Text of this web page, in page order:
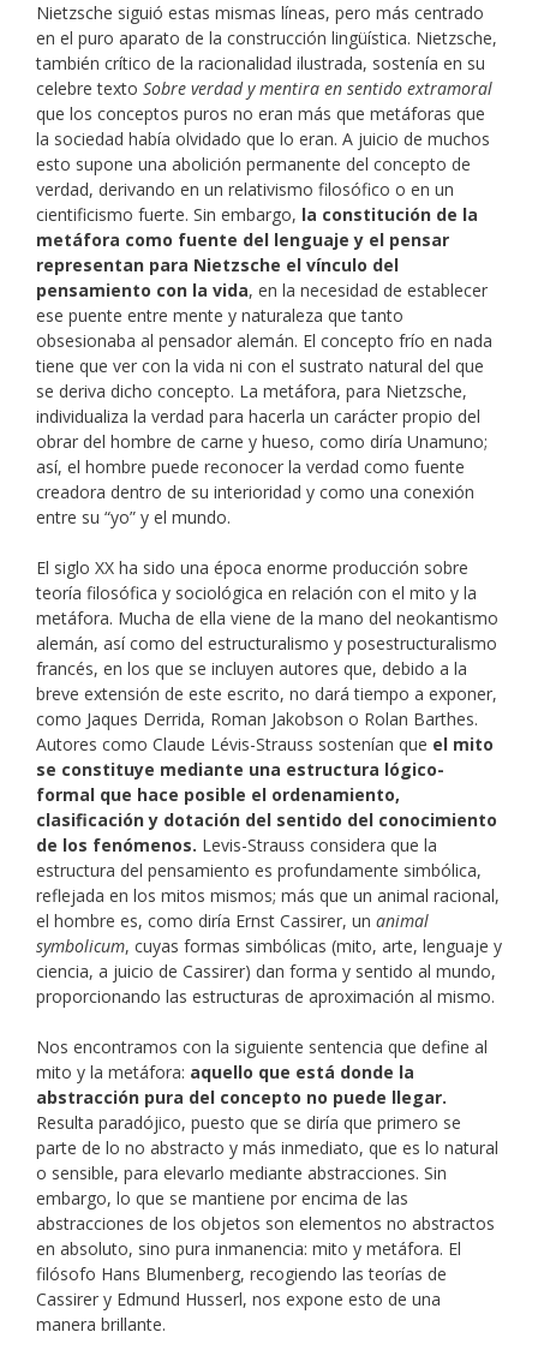
Nietzsche siguió estas mismas líneas, pero más centrado
en el puro aparato de la construcción lingüística. Nietzsche,
también crítico de la racionalidad ilustrada, sostenía en su
celebre texto Sobre verdad y mentira en sentido extramoral
que los conceptos puros no eran más que metáforas que
la sociedad había olvidado que lo eran. A juicio de muchos
esto supone una abolición permanente del concepto de
verdad, derivando en un relativismo filosófico o en un
cientificismo fuerte. Sin embargo, la constitución de la
metáfora como fuente del lenguaje y el pensar
representan para Nietzsche el vínculo del
pensamiento con la vida, en la necesidad de establecer
ese puente entre mente y naturaleza que tanto
obsesionaba al pensador alemán. El concepto frío en nada
tiene que ver con la vida ni con el sustrato natural del que
se deriva dicho concepto. La metáfora, para Nietzsche,
individualiza la verdad para hacerla un carácter propio del
obrar del hombre de carne y hueso, como diría Unamuno;
así, el hombre puede reconocer la verdad como fuente
creadora dentro de su interioridad y como una conexión
entre su “yo” y el mundo.
El siglo XX ha sido una época enorme producción sobre
teoría filosófica y sociológica en relación con el mito y la
metáfora. Mucha de ella viene de la mano del neokantismo
alemán, así como del estructuralismo y posestructuralismo
francés, en los que se incluyen autores que, debido a la
breve extensión de este escrito, no dará tiempo a exponer,
como Jaques Derrida, Roman Jakobson o Rolan Barthes.
Autores como Claude Lévis-Strauss sostenían que el mito
se constituye mediante una estructura lógico-
formal que hace posible el ordenamiento,
clasificación y dotación del sentido del conocimiento
de los fenómenos. Levis-Strauss considera que la
estructura del pensamiento es profundamente simbólica,
reflejada en los mitos mismos; más que un animal racional,
el hombre es, como diría Ernst Cassirer, un animal
symbolicum, cuyas formas simbólicas (mito, arte, lenguaje y
ciencia, a juicio de Cassirer) dan forma y sentido al mundo,
proporcionando las estructuras de aproximación al mismo.
Nos encontramos con la siguiente sentencia que define al
mito y la metáfora: aquello que está donde la
abstracción pura del concepto no puede llegar.
Resulta paradójico, puesto que se diría que primero se
parte de lo no abstracto y más inmediato, que es lo natural
o sensible, para elevarlo mediante abstracciones. Sin
embargo, lo que se mantiene por encima de las
abstracciones de los objetos son elementos no abstractos
en absoluto, sino pura inmanencia: mito y metáfora. El
filósofo Hans Blumenberg, recogiendo las teorías de
Cassirer y Edmund Husserl, nos expone esto de una
manera brillante.